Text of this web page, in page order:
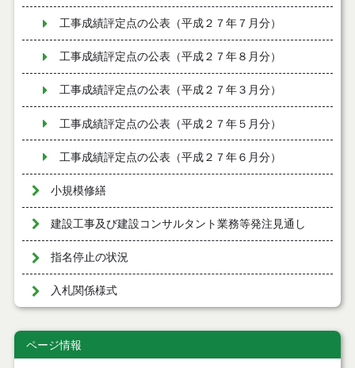
工事成績評定点の公表（平成２７年７月分）
工事成績評定点の公表（平成２７年８月分）
工事成績評定点の公表（平成２７年３月分）
工事成績評定点の公表（平成２７年５月分）
工事成績評定点の公表（平成２７年６月分）
小規模修繕
建設工事及び建設コンサルタント業務等発注見通し
指名停止の状況
入札関係様式
ページ情報